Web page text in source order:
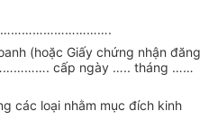
(hoặc Giấy chứng nhận đăng
cấp ngày ….. tháng ……
các loại nhằm mục đích kinh